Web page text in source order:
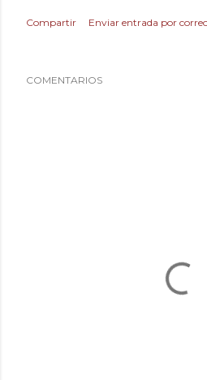
Compartir Enviar entrada por
COMENTARIOS